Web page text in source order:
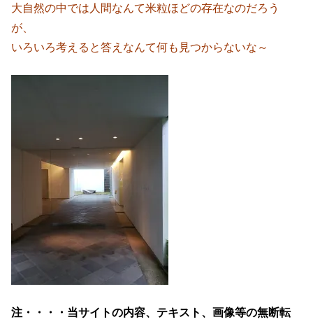
大自然の中では人間なんて米粒ほどの存在なのだろう
が、
いろいろ考えると答えなんて何も見つからないな～
注・・・・当サイトの内容、テキスト、画像等の無断転